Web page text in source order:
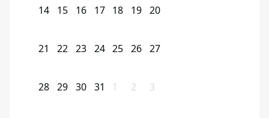
14 15 16 17 18 19 20
21 22 23 24 25 26 27
28 29 30 31 1 2 3